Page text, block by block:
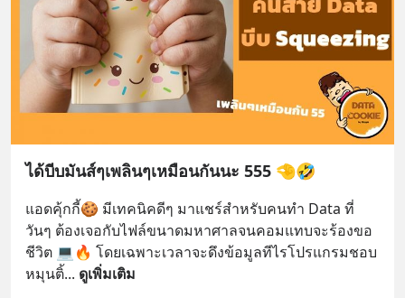
ได้บีบมันส์ๆเพลินๆเหมือนกันนะ 555 🤏🤣
แอดคุ้กกี้🍪 มีเทคนิคดีๆ มาแชร์สำหรับคนทำ Data ที่
วันๆ ต้องเจอกับไฟล์ขนาดมหาศาลจนคอมแทบจะร้องขอ
ชีวิต 💻🔥 โดยเฉพาะเวลาจะดึงข้อมูลทีไรโปรแกรมชอบ
หมุนติ้... ดูเพิ่มเติม